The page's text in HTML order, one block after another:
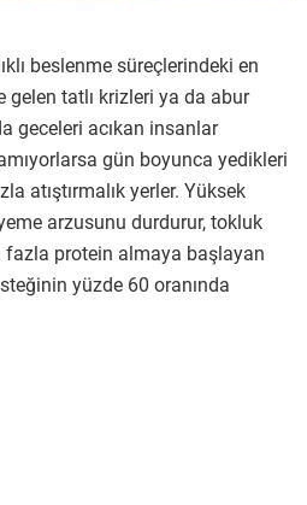
beslenme süreçlerindeki en
gelen tatlı krizleri ya da abur
geceleri acıkan insanlar
gün boyunca yedikleri
atıştırmalık yerler. Yüksek
arzusunu durdurur, tokluk
fazla protein almaya başlayan
yüzde 60 oranında